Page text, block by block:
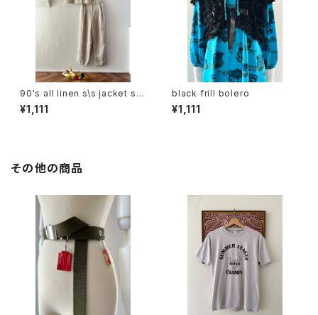
90's all linen s\s jacket set
up
¥1,111
black frill bolero
¥1,111
その他の商品